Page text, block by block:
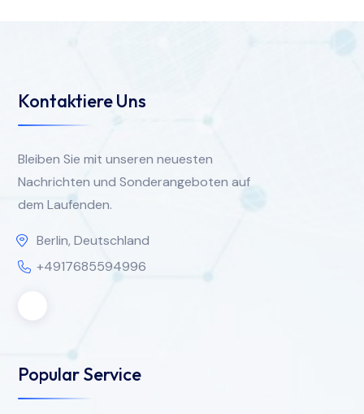
Kontaktiere Uns
Bleiben Sie mit unseren neuesten
Nachrichten und Sonderangeboten auf
dem Laufenden.
Berlin, Deutschland
+4917685594996
Popular Service